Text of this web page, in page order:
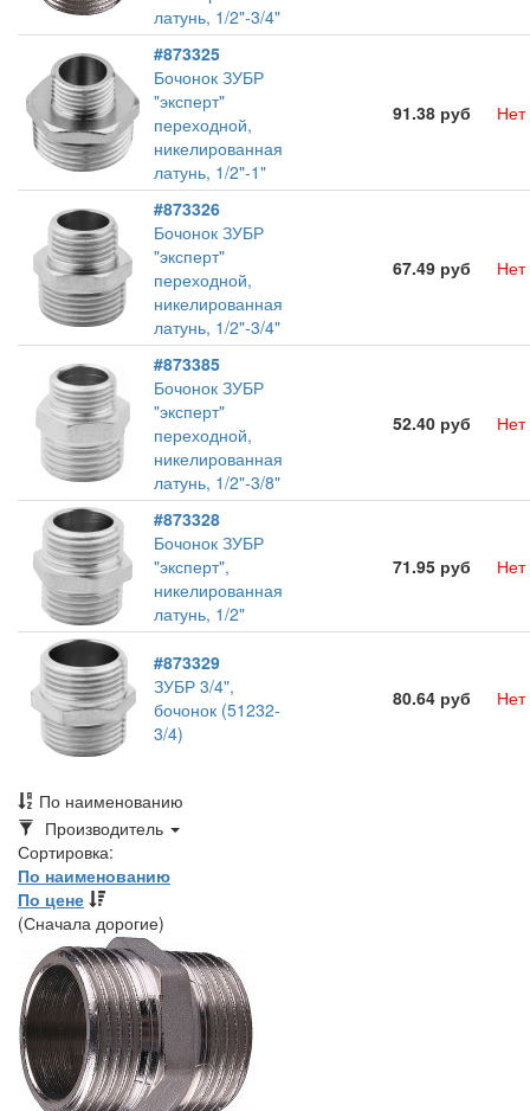
латунь, 1/2"-3/4"
#873325
Бочонок ЗУБР
"эксперт"
переходной,
никелированная
латунь, 1/2"-1"
91.38 руб Нет
#873326
Бочонок ЗУБР
"эксперт"
переходной,
никелированная
латунь, 1/2"-3/4"
67.49 руб Нет
#873385
Бочонок ЗУБР
"эксперт"
переходной,
никелированная
латунь, 1/2"-3/8"
52.40 руб Нет
#873328
Бочонок ЗУБР
"эксперт",
никелированная
латунь, 1/2"
71.95 руб Нет
#873329
ЗУБР 3/4",
бочонок (51232-
3/4)
80.64 руб Нет
По наименованию
Производитель
Toggle
Сортировка:
По наименованию
По цене
(Сначала дорогие)